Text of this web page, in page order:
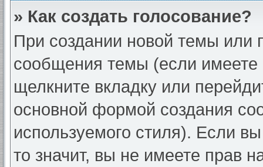
» Как создать голосование?
При создании новой темы или
сообщения темы (если
щелкните вкладку или
основной формой создания
используемого стиля). Если
то значит, вы не имеете прав